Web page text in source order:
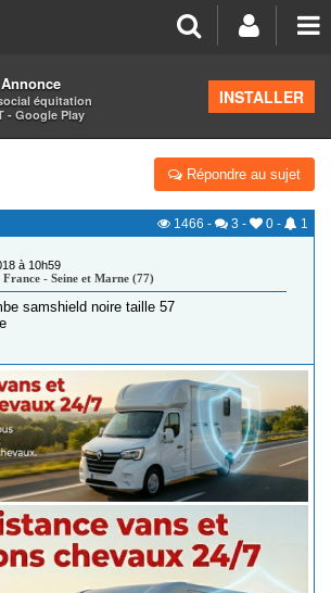
équitation
- Google Play
INSTALLER
>Équipements du cavalier
BOMBE SAMSHIELD
Répondre au sujet
1466 - 3 - 0 -
1
à 10h59
- Seine et Marne (77)
samshield noire taille 57